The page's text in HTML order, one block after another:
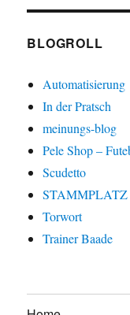
BLOGROLL
Automatisierung
In der Pratsch
meinungs-blog
Pele Shop –
Scudetto
STAMMPLATZ
Torwort
Trainer Baade